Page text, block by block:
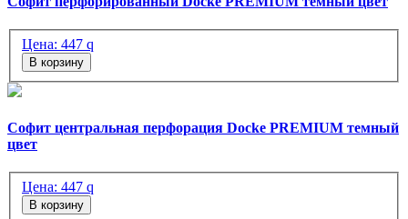
Цена: 447 q
В корзину
Софит центральная перфорация Docke PREMIUM темный
цвет
Цена: 447 q
В корзину